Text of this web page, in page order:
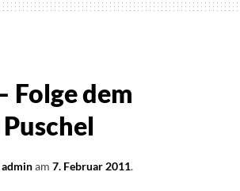
Kyoto
Pavilion
Folge dem
adminam 7. Februar 2011.